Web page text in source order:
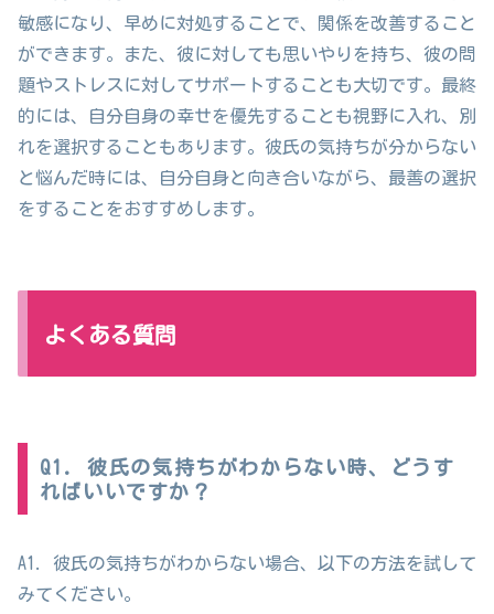
敏感になり、早めに対処することで、関係を改善すること
ができます。また、彼に対しても思いやりを持ち、彼の問
題やストレスに対してサポートすることも大切です。最終
的には、自分自身の幸せを優先することも視野に入れ、別
れを選択することもあります。彼氏の気持ちが分からない
と悩んだ時には、自分自身と向き合いながら、最善の選択
をすることをおすすめします。
よくある質問
Q1. 彼氏の気持ちがわからない時、どうす
ればいいですか？
A1. 彼氏の気持ちがわからない場合、以下の方法を試して
みてください。